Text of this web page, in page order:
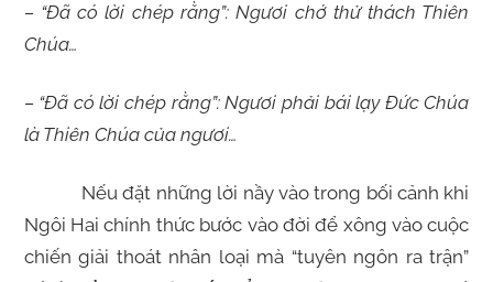
– “Đã có lời chép rằng”: Ngươi chớ thử thách Thiên
Chúa…
– “Đã có lời chép rằng”: Ngươi phải bái lạy Đức Chúa
là Thiên Chúa của ngươi…
Nếu đặt những lời nầy vào trong bối cảnh khi
Ngôi Hai chính thức bước vào đời để xông vào cuộc
chiến giải thoát nhân loại mà “tuyên ngôn ra trận”